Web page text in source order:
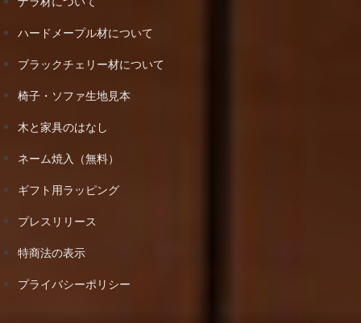
ハードメープル材について
ブラックチェリー材について
椅子・ソファ生地見本
木と家具のはなし
ネーム焼入（無料）
ギフト用ラッピング
プレスリリース
特商法の表示
プライバシーポリシー